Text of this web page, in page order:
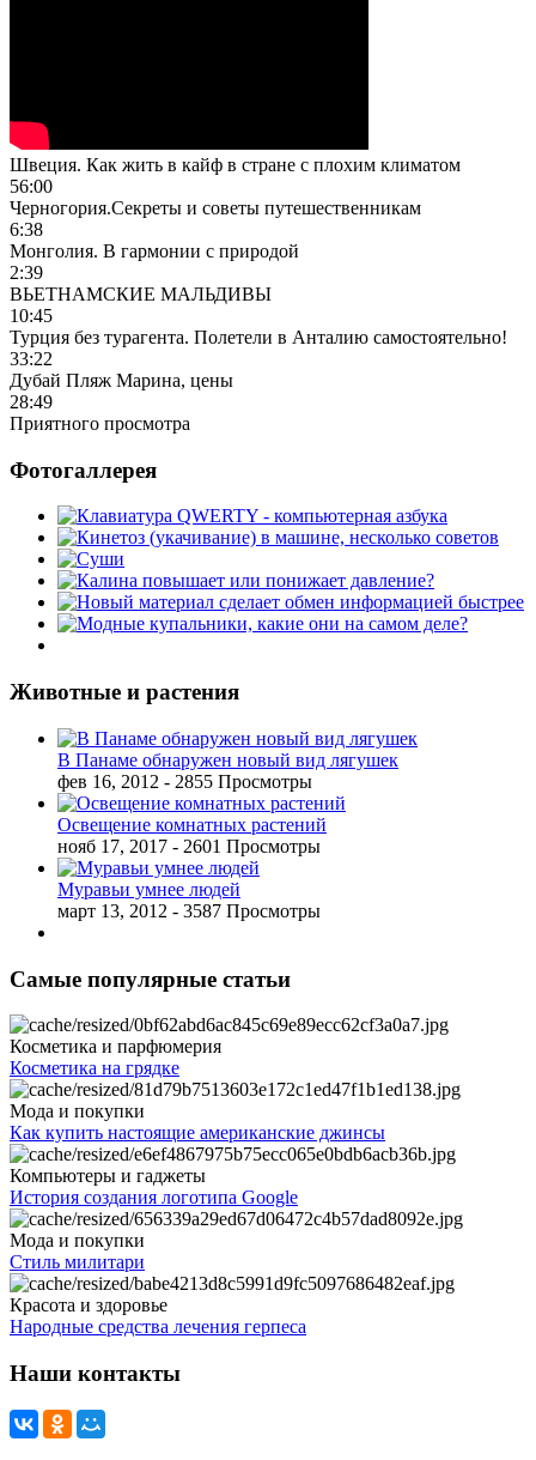
Швеция. Как жить в кайф в стране с плохим климатом
56:00
Черногория.Секреты и советы путешественникам
6:38
Монголия. В гармонии с природой
2:39
ВЬЕТНАМСКИЕ МАЛЬДИВЫ
10:45
Турция без турагента. Полетели в Анталию самостоятельно!
33:22
Дубай Пляж Марина, цены
28:49
Приятного просмотра
Фотогаллерея
Животные и растения
В Панаме обнаружен новый вид лягушек
фев 16, 2012 - 2855 Просмотры
Освещение комнатных растений
нояб 17, 2017 - 2601 Просмотры
Муравьи умнее людей
март 13, 2012 - 3587 Просмотры
Самые популярные статьи
Косметика и парфюмерия
Косметика на грядке
Мода и покупки
Как купить настоящие американские джинсы
Компьютеры и гаджеты
История создания логотипа Google
Мода и покупки
Стиль милитари
Красота и здоровье
Народные средства лечения герпеса
Наши контакты